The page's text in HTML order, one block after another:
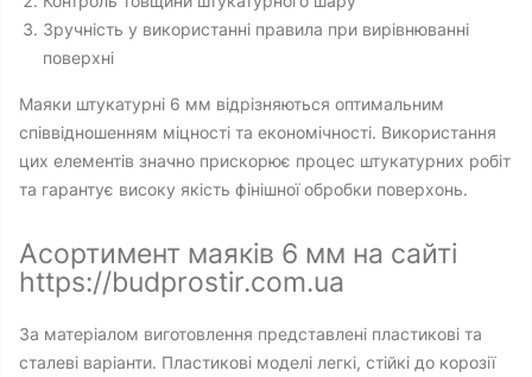
Зручність у використанні правила при вирівнюванні
поверхні
Маяки штукатурні 6 мм відрізняються оптимальним
співвідношенням міцності та економічності. Використання
цих елементів значно прискорює процес штукатурних робіт
та гарантує високу якість фінішної обробки поверхонь.
Асортимент маяків 6 мм на сайті
https://budprostir.com.ua
За матеріалом виготовлення представлені пластикові та
сталеві варіанти. Пластикові моделі легкі, стійкі до корозії